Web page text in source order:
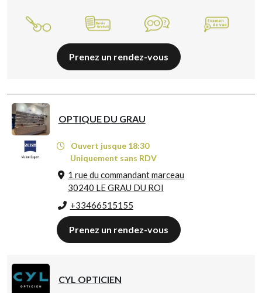
Prenez un rendez-vous
OPTIQUE DU GRAU
Ouvert jusque 18:30
Uniquement sans RDV
1 rue du commandant marceau
30240 LE GRAU DU ROI
+33466515155
Prenez un rendez-vous
CYL OPTICIEN